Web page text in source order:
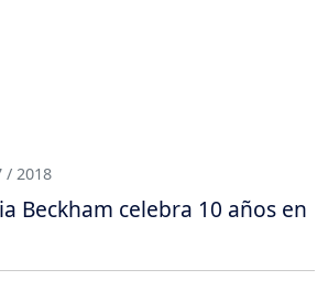
/ 2018
Beckham celebra 10 años en